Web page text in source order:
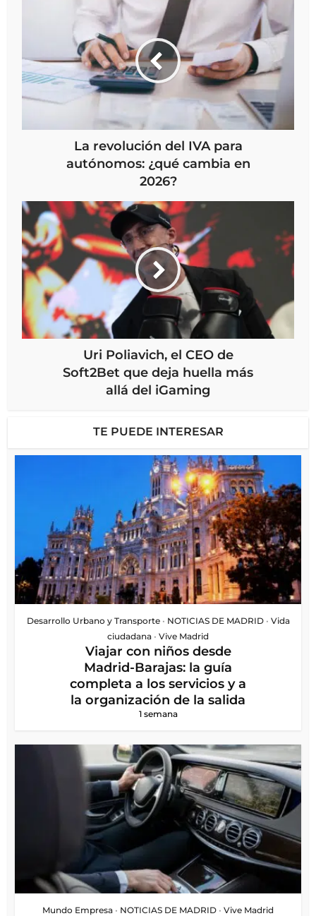
La revolución del IVA para
autónomos: ¿qué cambia en
2026?
Uri Poliavich, el CEO de
Soft2Bet que deja huella más
allá del iGaming
TE PUEDE INTERESAR
Desarrollo Urbano y Transporte • NOTICIAS DE MADRID • Vida
ciudadana • Vive Madrid
Viajar con niños desde
Madrid-Barajas: la guía
completa a los servicios y a
la organización de la salida
1 semana
Mundo Empresa • NOTICIAS DE MADRID • Vive Madrid